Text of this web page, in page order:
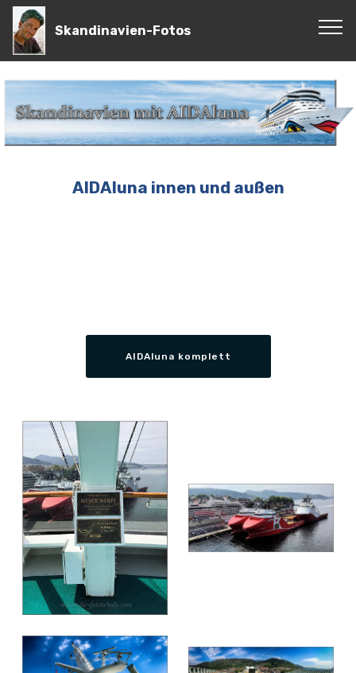
Skandinavien-Fotos
AIDAluna innen und außen
AIDAluna komplett